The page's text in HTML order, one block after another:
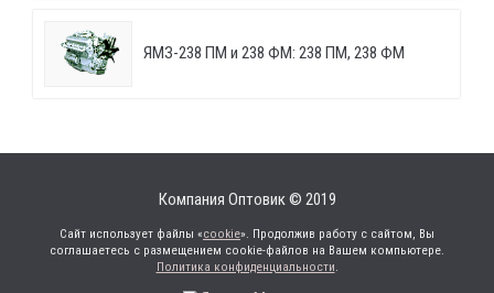
ЯМЗ-238 ПМ и 238 ФМ: 238 ПМ, 238 ФМ
Компания Оптовик © 2019
Сайт использует файлы «cookie». Продолжив работу с сайтом, Вы
соглашаетесь с размещением cookie-файлов на Вашем компьютере.
Политика конфиденциальности.